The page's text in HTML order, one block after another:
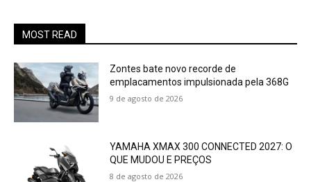
MOST READ
Zontes bate novo recorde de
emplacamentos impulsionada pela 368G
9 de agosto de 2026
YAMAHA XMAX 300 CONNECTED 2027: O
QUE MUDOU E PREÇOS
8 de agosto de 2026